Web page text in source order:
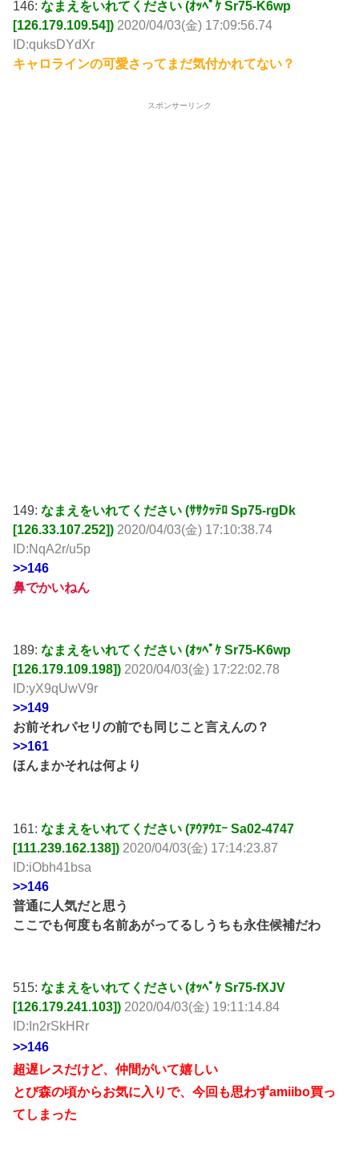
146:なまえをいれてください (ｵｯﾍﾟｹ Sr75-K6wp
[126.179.109.54]) 2020/04/03(金) 17:09:56.74
ID:quksDYdXr
キャロラインの可愛さってまだ気付かれてない？
スポンサーリンク
149:なまえをいれてください (ｻｻｸｯﾃﾛ Sp75-rgDk
[126.33.107.252]) 2020/04/03(金) 17:10:38.74
ID:NqA2r/u5p
>>146
鼻でかいねん
189:なまえをいれてください (ｵｯﾍﾟｹ Sr75-K6wp
[126.179.109.198]) 2020/04/03(金) 17:22:02.78
ID:yX9qUwV9r
>>149
お前それパセリの前でも同じこと言えんの？
>>161
ほんまかそれは何より
161:なまえをいれてください (ｱｳｱｳｴｰ Sa02-4747
[111.239.162.138]) 2020/04/03(金) 17:14:23.87
ID:iObh41bsa
>>146
普通に人気だと思う
ここでも何度も名前あがってるしうちも永住候補だわ
515:なまえをいれてください (ｵｯﾍﾟｹ Sr75-fXJV
[126.179.241.103]) 2020/04/03(金) 19:11:14.84
ID:In2rSkHRr
>>146
超遅レスだけど、仲間がいて嬉しい
とび森の頃からお気に入りで、今回も思わずamiibo買っ
てしまった